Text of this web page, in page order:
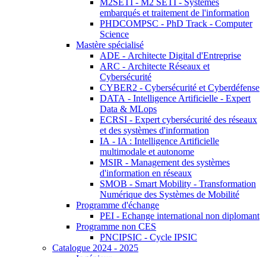
M2SETI - M2 SETI - Systèmes
embarqués et traitement de l'information
PHDCOMPSC - PhD Track - Computer
Science
Mastère spécialisé
ADE - Architecte Digital d'Entreprise
ARC - Architecte Réseaux et
Cybersécurité
CYBER2 - Cybersécurité et Cyberdéfense
DATA - Intelligence Artificielle - Expert
Data & MLops
ECRSI - Expert cybersécurité des réseaux
et des systèmes d'information
IA - IA : Intelligence Artificielle
multimodale et autonome
MSIR - Management des systèmes
d'information en réseaux
SMOB - Smart Mobility - Transformation
Numérique des Systèmes de Mobilité
Programme d'échange
PEI - Echange international non diplomant
Programme non CES
PNCIPSIC - Cycle IPSIC
Catalogue 2024 - 2025